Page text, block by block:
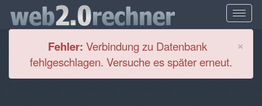
×
Fehler: Verbindung zu Datenbank
fehlgeschlagen. Versuche es später erneut.